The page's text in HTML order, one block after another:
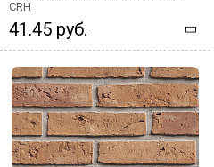
CRH
41.45 руб.